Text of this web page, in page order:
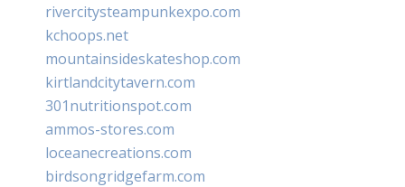
rivercitysteampunkexpo.com
kchoops.net
mountainsideskateshop.com
kirtlandcitytavern.com
301nutritionspot.com
ammos-stores.com
loceanecreations.com
birdsongridgefarm.com